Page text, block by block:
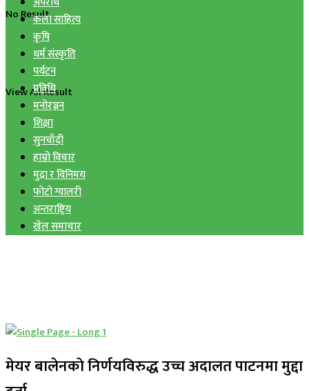
No Result
View All Result
कला साहित्य
कृषि
धर्म संस्कृति
पर्यटन
प्रविधि
मनोरञ्जन
शिक्षा
सुनचाँदी
हाम्रो विचार
मुद्रा र विनिमय
फोटो ग्यालरी
अन्तराष्ट्रिय
खेल समाचार
मेयर बालेनकाे निर्णयविरुद्ध उच्च अदालत पाटनमा मुद्दा